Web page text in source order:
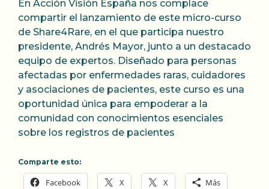
En Acción Visión España nos complace
compartir el lanzamiento de este micro-curso
de Share4Rare, en el que participa nuestro
presidente, Andrés Mayor, junto a un destacado
equipo de expertos. Diseñado para personas
afectadas por enfermedades raras, cuidadores
y asociaciones de pacientes, este curso es una
oportunidad única para empoderar a la
comunidad con conocimientos esenciales
sobre los registros de pacientes
Comparte esto:
Facebook X X Más